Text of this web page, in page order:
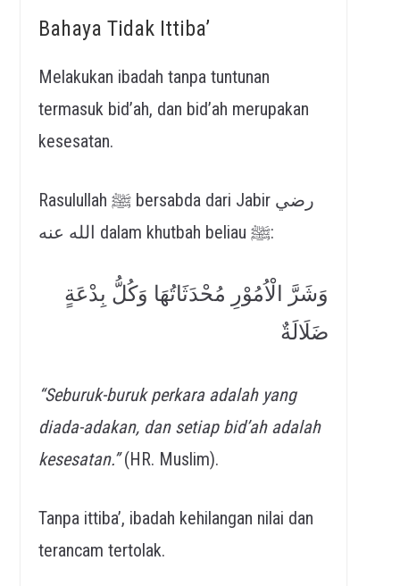
Bahaya Tidak Ittiba’
Melakukan ibadah tanpa tuntunan
termasuk bid’ah, dan bid’ah merupakan
kesesatan.
Rasulullah ﷺ bersabda dari Jabir رضي
الله عنه dalam khutbah beliau ﷺ:
وَشَرَّ الْاُمُوْرِ مُحْدَثَاتُهَا وَكُلُّ بِدْعَةٍ
ضَلَالَةٌ
“Seburuk-buruk perkara adalah yang
diada-adakan, dan setiap bid’ah adalah
kesesatan.”(HR. Muslim).
Tanpa ittiba’, ibadah kehilangan nilai dan
terancam tertolak.